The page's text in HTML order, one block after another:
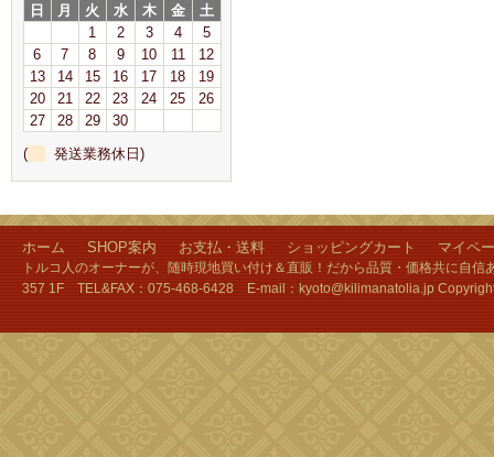
日
月 火 水 木 金
土
1
2 3 4
5
6
7 8 9 10 11
12
13
14 15 16 17 18
19
20
21 22 23 24 25
26
27
28 29
30
(
発送業務休日)
ホーム SHOP案内 お支払・送料 ショッピングカート マイペ
トルコ人のオーナーが、随時現地買い付け＆直販！だから品質・価格共に自
357 1F TEL&FAX：075-468-6428 E-mail：kyoto@kilimanatolia.jp